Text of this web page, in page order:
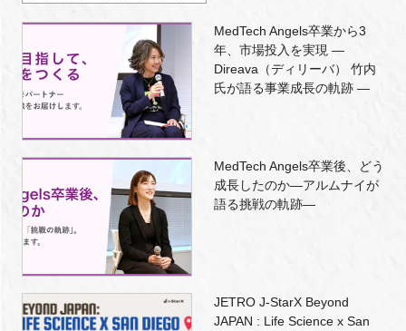
MedTech Angels卒業から3
年、市場投入を実現 ―
Direava（ディリーバ） 竹内
氏が語る事業成長の軌跡 ―
MedTech Angels卒業後、どう
成長したのか―アルムナイが
語る挑戦の軌跡―
JETRO J-StarX Beyond
JAPAN : Life Science x San